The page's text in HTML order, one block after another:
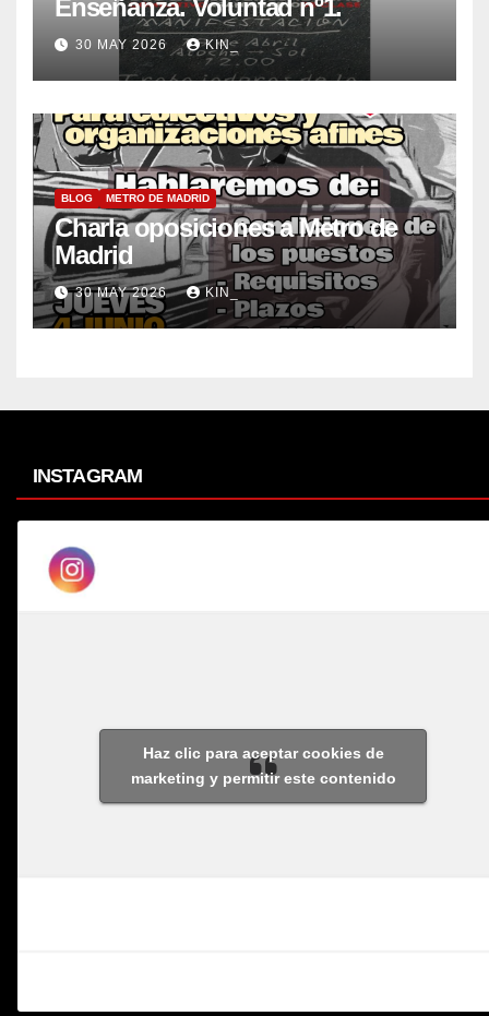
Enseñanza. Voluntad nº1.
30 MAY 2026 KIN_
BLOG METRO DE MADRID
Charla oposiciones a Metro de
Madrid
30 MAY 2026 KIN_
INSTAGRAM
Haz clic para aceptar cookies de
marketing y permitir este contenido